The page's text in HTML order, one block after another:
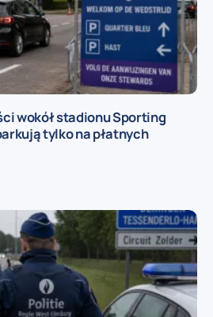
wokół stadionu Sporting
tylko na płatnych